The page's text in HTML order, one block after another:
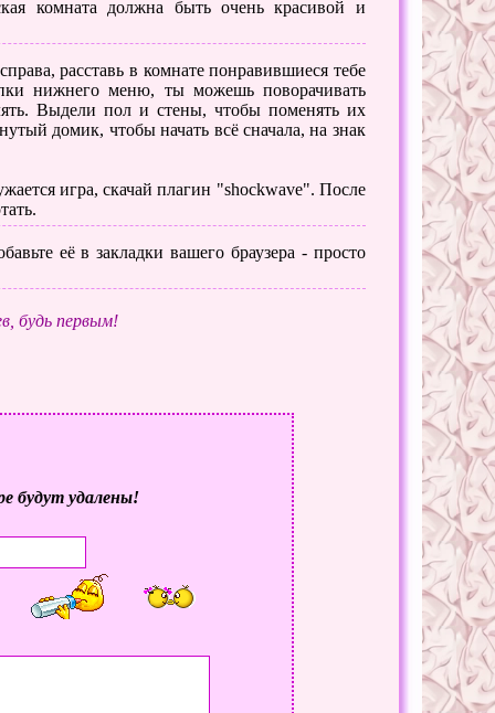
комната должна быть очень красивой и
расставь в комнате понравившиеся тебе
нижнего меню, ты можешь поворачивать
Выдели пол и стены, чтобы поменять их
домик, чтобы начать всё сначала, на знак
игра, скачай плагин "shockwave". После
её в закладки вашего браузера - просто
будь первым!
будут удалены!